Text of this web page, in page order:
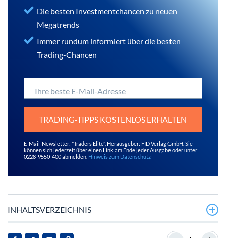
Die besten Investmentchancen zu neuen
Megatrends
Immer rundum informiert über die besten
Trading-Chancen
Ihre beste E-Mail-Adresse
TRADING-TIPPS KOSTENLOS ERHALTEN
E-Mail-Newsletter: "Traders Elite", Herausgeber: FID Verlag GmbH. Sie
können sich jederzeit über einen Link am Ende jeder Ausgabe oder unter
0228-9550-400 abmelden. Hinweis zum Datenschutz
INHALTSVERZEICHNIS
CFD-Handel – Definition und Erklärung